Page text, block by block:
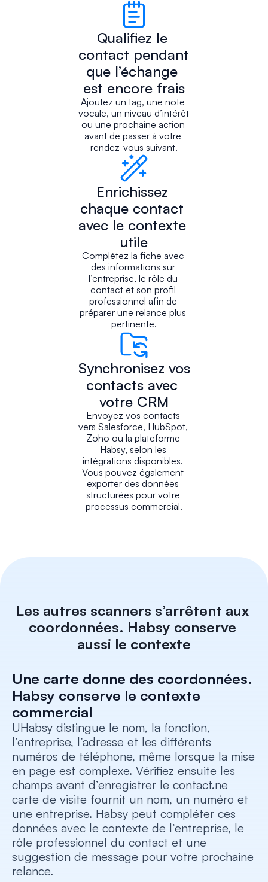
Qualifiez le
contact pendant
que l’échange
est encore frais
Ajoutez un tag, une note
vocale, un niveau d’intérêt
ou une prochaine action
avant de passer à votre
rendez-vous suivant.
Enrichissez
chaque contact
avec le contexte
utile
Complétez la fiche avec
des informations sur
l’entreprise, le rôle du
contact et son profil
professionnel afin de
préparer une relance plus
pertinente.
Synchronisez vos
contacts avec
votre CRM
Envoyez vos contacts
vers Salesforce, HubSpot,
Zoho ou la plateforme
Habsy, selon les
intégrations disponibles.
Vous pouvez également
exporter des données
structurées pour votre
processus commercial.
Les autres scanners s’arrêtent aux
coordonnées. Habsy conserve
aussi le contexte
Une carte donne des coordonnées.
Habsy conserve le contexte
commercial
UHabsy distingue le nom, la fonction,
l’entreprise, l’adresse et les différents
numéros de téléphone, même lorsque la mise
en page est complexe. Vérifiez ensuite les
champs avant d’enregistrer le contact.ne
carte de visite fournit un nom, un numéro et
une entreprise. Habsy peut compléter ces
données avec le contexte de l’entreprise, le
rôle professionnel du contact et une
suggestion de message pour votre prochaine
relance.